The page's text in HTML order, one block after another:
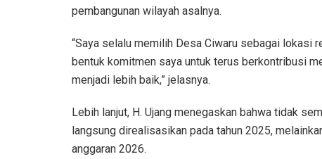
pembangunan wilayah asalnya.
“Saya selalu memilih Desa Ciwaru sebagai lokasi
bentuk komitmen saya untuk terus berkontribusi
menjadi lebih baik,” jelasnya.
Lebih lanjut, H. Ujang menegaskan bahwa tidak
langsung direalisasikan pada tahun 2025,
anggaran 2026.